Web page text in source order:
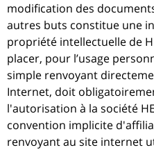
modification des
autres buts constitue une
propriété intellectuelle de
placer, pour l’usage
simple renvoyant
Internet, doit
l'autorisation à la société
convention implicite
renvoyant au site internet